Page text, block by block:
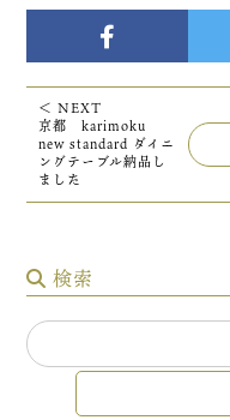
＜ NEXT
京都 karimoku
new standard ダイニ
ングテーブル納品し
ました
検索